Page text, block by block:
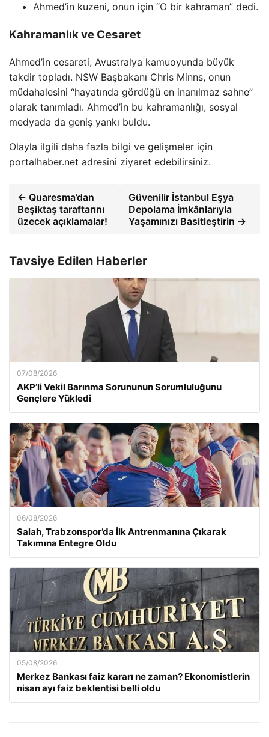
Ahmed’in kuzeni, onun için “O bir kahraman” dedi.
Kahramanlık ve Cesaret
Ahmed’in cesareti, Avustralya kamuoyunda büyük
takdir topladı. NSW Başbakanı Chris Minns, onun
müdahalesini “hayatında gördüğü en inanılmaz sahne”
olarak tanımladı. Ahmed’in bu kahramanlığı, sosyal
medyada da geniş yankı buldu.
Olayla ilgili daha fazla bilgi ve gelişmeler için
portalhaber.net adresini ziyaret edebilirsiniz.
← Quaresma’dan
Beşiktaş taraftarını
üzecek açıklamalar!
Güvenilir İstanbul Eşya
Depolama İmkânlarıyla
Yaşamınızı Basitleştirin →
Tavsiye Edilen Haberler
07/08/2026
AKP’li Vekil Barınma Sorununun Sorumluluğunu
Gençlere Yükledi
06/08/2026
Salah, Trabzonspor’da İlk Antrenmanına Çıkarak
Takımına Entegre Oldu
05/08/2026
Merkez Bankası faiz kararı ne zaman? Ekonomistlerin
nisan ayı faiz beklentisi belli oldu